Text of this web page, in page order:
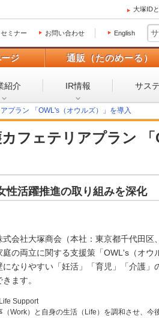
大塚ID
ミナー お問い合わせ English
ジ 通販（たのめーる）
紹介 IR情報 サス
プラン 「OWL's（オウルズ）」を導入
フェテリアプラン
性活躍推進の取り組みを深化
会社大塚商会（本社：東京都千代田区
の両立に関する支援策「OWL's（オ
なりやすい「妊活」「育児」「介護
ます。
Support
Work）と自身の生活（Life）を調和させ、今